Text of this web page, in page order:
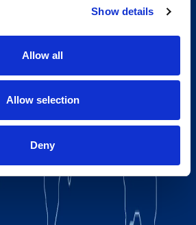
Show details
Allow all
Allow selection
Deny